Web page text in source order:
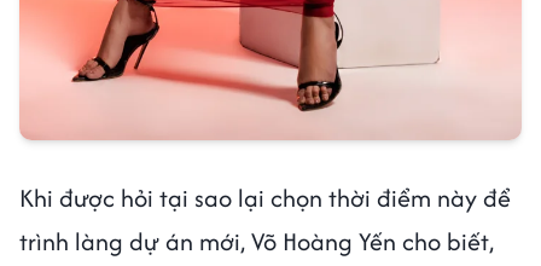
Khi được hỏi tại sao lại chọn thời điểm này để
trình làng dự án mới, Võ Hoàng Yến cho biết,